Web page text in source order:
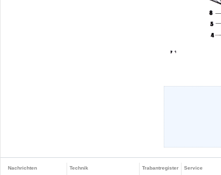
Nachrichten
Technik
Trabantregister
Service